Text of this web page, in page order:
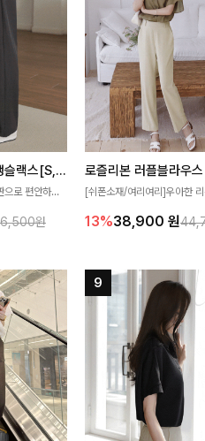
숏중롱골라입을 인생슬랙스[S,M,L,XL사이즈]
으로 편안하게
츠컷 핏까지 취
원
로즐리본 러플블라우스
[쉬폰소재/여리여리]우아한
분위기를 더해주는 블라우스
좋아요
13%38,900 원